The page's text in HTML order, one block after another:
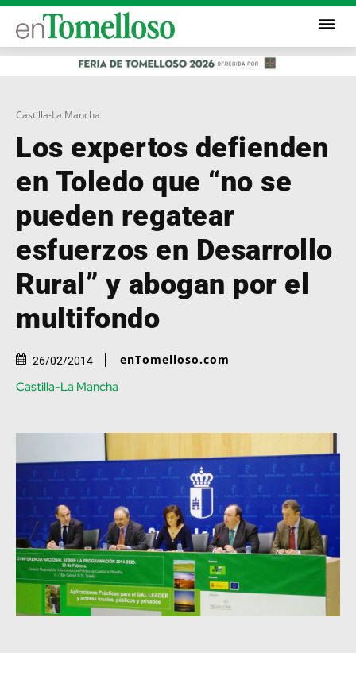
Castilla-La Mancha
Los expertos defienden
en Toledo que “no se
pueden regatear
esfuerzos en Desarrollo
Rural” y abogan por el
multifondo
26/02/2014 enTomelloso.com
Castilla-La Mancha